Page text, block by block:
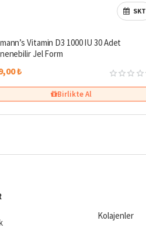
SKT
Vitamin D3 1000 IU 30 Adet
Jel Form
₺
Birlikte Al
Kolajenler